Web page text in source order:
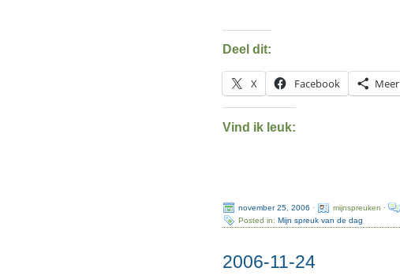
Deel dit:
X Facebook Meer
Vind ik leuk:
november 25, 2006 · mijnspreuken ·
Posted in:Mijn spreuk van de dag
2006-11-24